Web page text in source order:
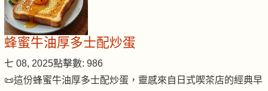
蜂蜜牛油厚多士配炒蛋
七 08, 2025點擊數: 986
📜這份蜂蜜牛油厚多士配炒蛋，靈感來自日式喫茶店的經典早